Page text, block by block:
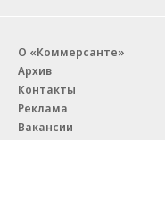
О «Коммерсанте»
Архив
Контакты
Реклама
Вакансии